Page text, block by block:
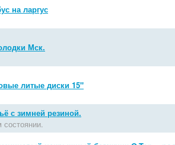
на ларгус
Мск.
литые диски 15"
с зимней резиной.